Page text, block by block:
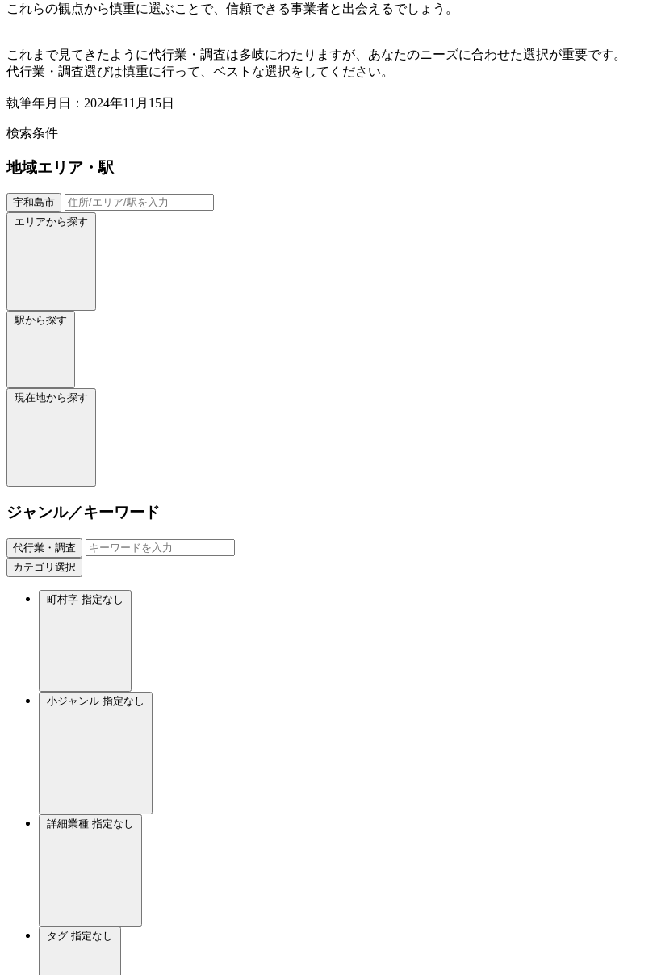
これらの観点から慎重に選ぶことで、信頼できる事業者と出会えるでしょう。
これまで見てきたように代行業・調査は多岐にわたりますが、あなたのニーズに合わせた選択が重要です。
代行業・調査選びは慎重に行って、ベストな選択をしてください。
執筆年月日：2024年11月15日
検索条件
地域エリア・駅
宇和島市
エリアから探す
駅から探す
現在地から探す
ジャンル／キーワード
代行業・調査
カテゴリ選択
町村字 指定なし
小ジャンル 指定なし
詳細業種 指定なし
タグ 指定なし